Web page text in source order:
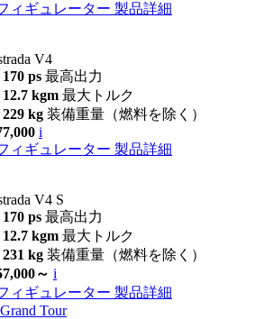
ィギュレーター 製品詳細
V4
170 ps 最高出力
12.7 kgm 最大トルク
229 kg 装備重量（燃料を除く）
i
ィギュレーター 製品詳細
V4 S
170 ps 最高出力
12.7 kgm 最大トルク
231 kg 装備重量（燃料を除く）
～ i
ィギュレーター 製品詳細
Tour